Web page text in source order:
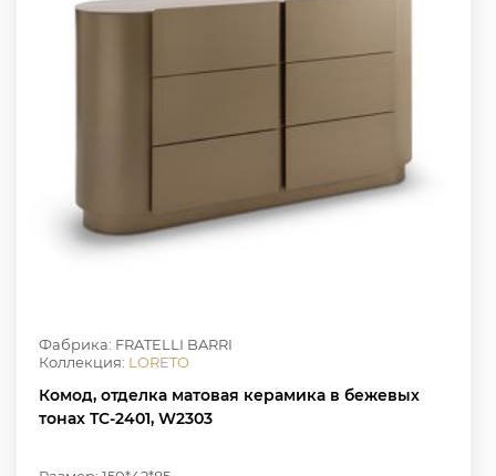
Фабрика: FRATELLI BARRI
Коллекция: LORETO
Комод, отделка матовая керамика в бежевых
тонах TC-2401, W2303